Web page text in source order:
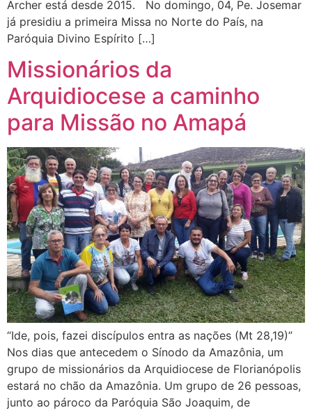
Archer está desde 2015. No domingo, 04, Pe. Josemar
já presidiu a primeira Missa no Norte do País, na
Paróquia Divino Espírito […]
Missionários da
Arquidiocese a caminho
para Missão no Amapá
“Ide, pois, fazei discípulos entra as nações (Mt 28,19)”
Nos dias que antecedem o Sínodo da Amazônia, um
grupo de missionários da Arquidiocese de Florianópolis
estará no chão da Amazônia. Um grupo de 26 pessoas,
junto ao pároco da Paróquia São Joaquim, de